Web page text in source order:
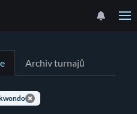
Archiv turnajů